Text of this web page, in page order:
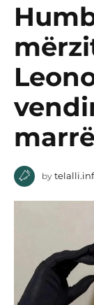
by